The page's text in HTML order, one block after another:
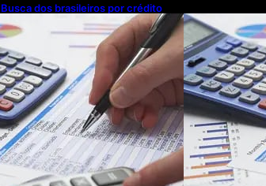
Busca dos brasileiros por crédito
cresce 16,5%; Mato Grosso lidera
ranking entre estados